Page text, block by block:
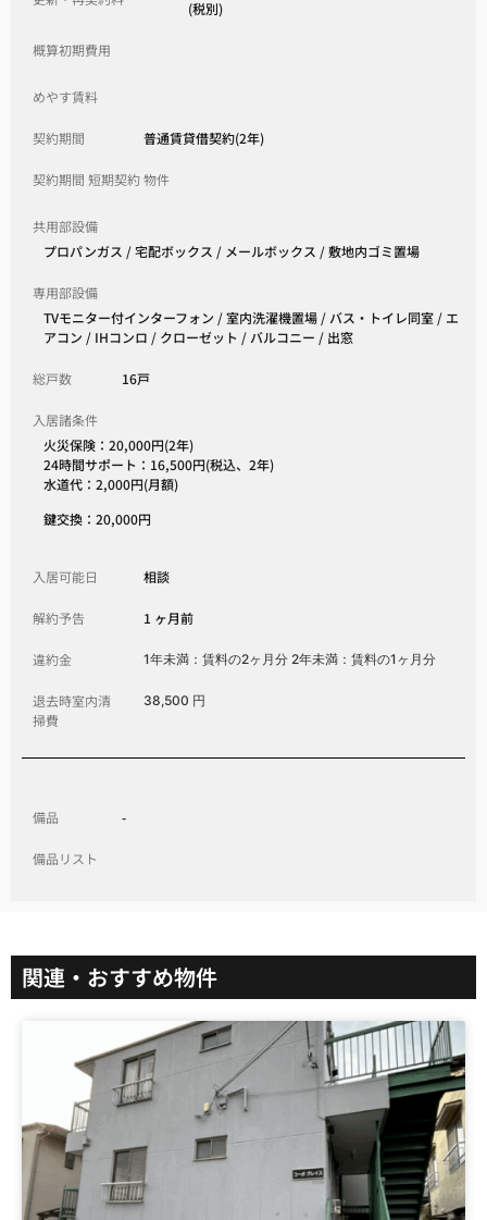
(税別)
概算初期費用
めやす賃料
契約期間 普通賃貸借契約(2年)
契約期間 短期契約 物件
共用部設備
プロパンガス / 宅配ボックス / メールボックス / 敷地内ゴミ置場
専用部設備
TVモニター付インターフォン / 室内洗濯機置場 / バス・トイレ同室 / エ
アコン / IHコンロ / クローゼット / バルコニー / 出窓
総戸数 16戸
入居諸条件
火災保険：20,000円(2年)
24時間サポート：16,500円(税込、2年)
水道代：2,000円(月額)
鍵交換：20,000円
入居可能日 相談
解約予告 1 ヶ月前
違約金 1年未満：賃料の2ヶ月分 2年未満：賃料の1ヶ月分
退去時室内清
掃費
38,500 円
備品 -
備品リスト
関連・おすすめ物件